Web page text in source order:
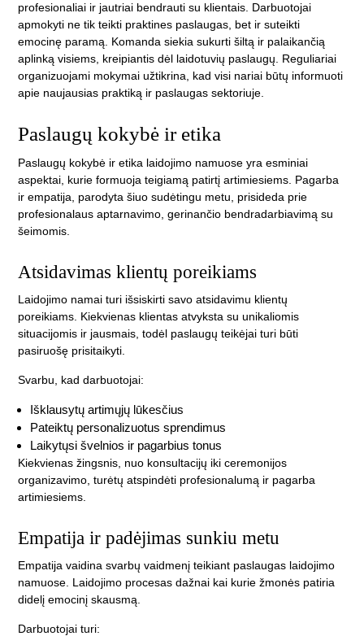
profesionaliai ir jautriai bendrauti su klientais. Darbuotojai
apmokyti ne tik teikti praktines paslaugas, bet ir suteikti
emocinę paramą. Komanda siekia sukurti šiltą ir palaikančią
aplinką visiems, kreipiantis dėl laidotuvių paslaugų. Reguliariai
organizuojami mokymai užtikrina, kad visi nariai būtų informuoti
apie naujausias praktiką ir paslaugas sektoriuje.
Paslaugų kokybė ir etika
Paslaugų kokybė ir etika laidojimo namuose yra esminiai
aspektai, kurie formuoja teigiamą patirtį artimiesiems. Pagarba
ir empatija, parodyta šiuo sudėtingu metu, prisideda prie
profesionalaus aptarnavimo, gerinančio bendradarbiavimą su
šeimomis.
Atsidavimas klientų poreikiams
Laidojimo namai turi išsiskirti savo atsidavimu klientų
poreikiams. Kiekvienas klientas atvyksta su unikaliomis
situacijomis ir jausmais, todėl paslaugų teikėjai turi būti
pasiruošę prisitaikyti.
Svarbu, kad darbuotojai:
Išklausytų artimųjų lūkesčius
Pateiktų personalizuotus sprendimus
Laikytųsi švelnios ir pagarbius tonus
Kiekvienas žingsnis, nuo konsultacijų iki ceremonijos
organizavimo, turėtų atspindėti profesionalumą ir pagarba
artimiesiems.
Empatija ir padėjimas sunkiu metu
Empatija vaidina svarbų vaidmenį teikiant paslaugas laidojimo
namuose. Laidojimo procesas dažnai kai kurie žmonės patiria
didelį emocinį skausmą.
Darbuotojai turi: